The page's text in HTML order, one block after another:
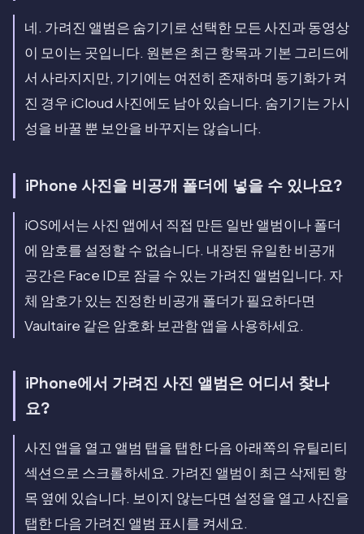
네. 가려진 앨범은 숨기기로 선택한 모든 사진과 동영상
이 모이는 곳입니다. 원본은 최근 항목과 기본 그리드에
서 사라지지만, 기기에는 여전히 존재하며 동기화가 켜
진 경우 iCloud 사진에도 남아 있습니다. 숨기기는 가시
성을 바꿀 뿐 보안을 바꾸지는 않습니다.
iPhone 사진을 비공개 폴더에 넣을 수 있나요?
iOS에서는 사진 앱에서 직접 만든 일반 앨범이나 폴더
에 암호를 설정할 수 없습니다. 내장된 유일한 비공개
공간은 Face ID로 잠글 수 있는 가려진 앨범입니다. 자
체 암호가 있는 진정한 비공개 폴더가 필요하다면
Vaultaire 같은 암호화 보관함 앱을 사용하세요.
iPhone에서 가려진 사진 앨범은 어디서 찾나
요?
사진 앱을 열고 앨범 탭을 탭한 다음 아래쪽의 유틸리티
섹션으로 스크롤하세요. 가려진 앨범이 최근 삭제된 항
목 옆에 있습니다. 보이지 않는다면 설정을 열고 사진을
탭한 다음 가려진 앨범 표시를 켜세요.